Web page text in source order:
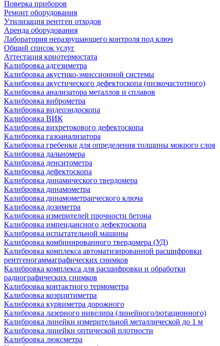
Поверка приборов
Ремонт оборудования
Утилизация рентген отходов
Аренда оборудования
Лаборатория неразрушающего контроля под ключ
Общий список услуг
Аттестация криотермостата
Калибровка адгезиметра
Калибровка акустико-эмиссионной системы
Калибровка акустического дефектоскопа (низкочастотного)
Калибровка анализатора металлов и сплавов
Калибровка виброметра
Калибровка видеоэндоскопа
Калибровка ВИК
Калибровка вихретокового дефектоскопа
Калибровка газоанализатора
Калибровка гребенки для определения толщины мокрого слоя
Калибровка дальномера
Калибровка денситометра
Калибровка дефектоскопа
Калибровка динамического твердомера
Калибровка динамометра
Калибровка динамометраического ключа
Калибровка дозиметра
Калибровка измерителей прочности бетона
Калибровка импендансного дефектоскопа
Калибровка испытательной машины
Калибровка комбинированного твердомера (УД)
Калибровка комплекса автоматизированной расшифровки
рентгеногаммаграфических снимков
Калибровка комплекса для расшифровки и обработки
радиографических снимков
Калибровка контактного термометра
Калибровка коэрцитиметра
Калибровка курвиметра дорожного
Калибровка лазерного нивелира (линейного/ротационного)
Калибровка линейки измерительной металлической до 1 м
Калибровка линейки оптической плотности
Калибровка люксметра